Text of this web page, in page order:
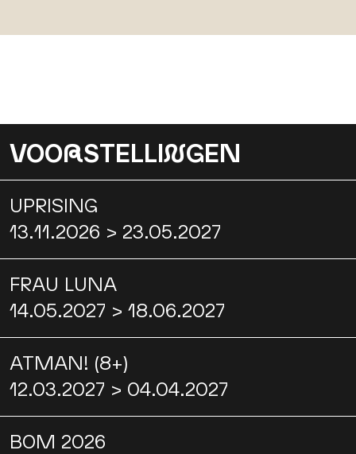
VOORSTELLINGEN
UPRISING
13.11.2026 > 23.05.2027
FRAU LUNA
14.05.2027 > 18.06.2027
ATMAN! (8+)
12.03.2027 > 04.04.2027
BOM 2026